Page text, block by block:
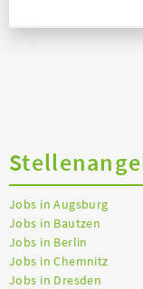
Jobs in Augsburg
Jobs in Bautzen
Jobs in Berlin
Jobs in Chemnitz
Jobs in Dresden